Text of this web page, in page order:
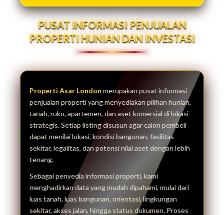
PUSAT INFORMASI PENJUALAN
PROPERTI HUNIAN DAN INVESTASI
Properti Asar London merupakan pusat informasi
penjualan properti yang menyediakan pilihan hunian,
tanah, ruko, apartemen, dan aset komersial di lokasi
strategis. Setiap listing disusun agar calon pembeli
dapat menilai lokasi, kondisi bangunan, fasilitas
sekitar, legalitas, dan potensi nilai aset dengan lebih
tenang.
Sebagai penyedia informasi properti, kami
menghadirkan data yang mudah dipahami, mulai dari
luas tanah, luas bangunan, orientasi, lingkungan
sekitar, akses jalan, hingga status dokumen. Proses